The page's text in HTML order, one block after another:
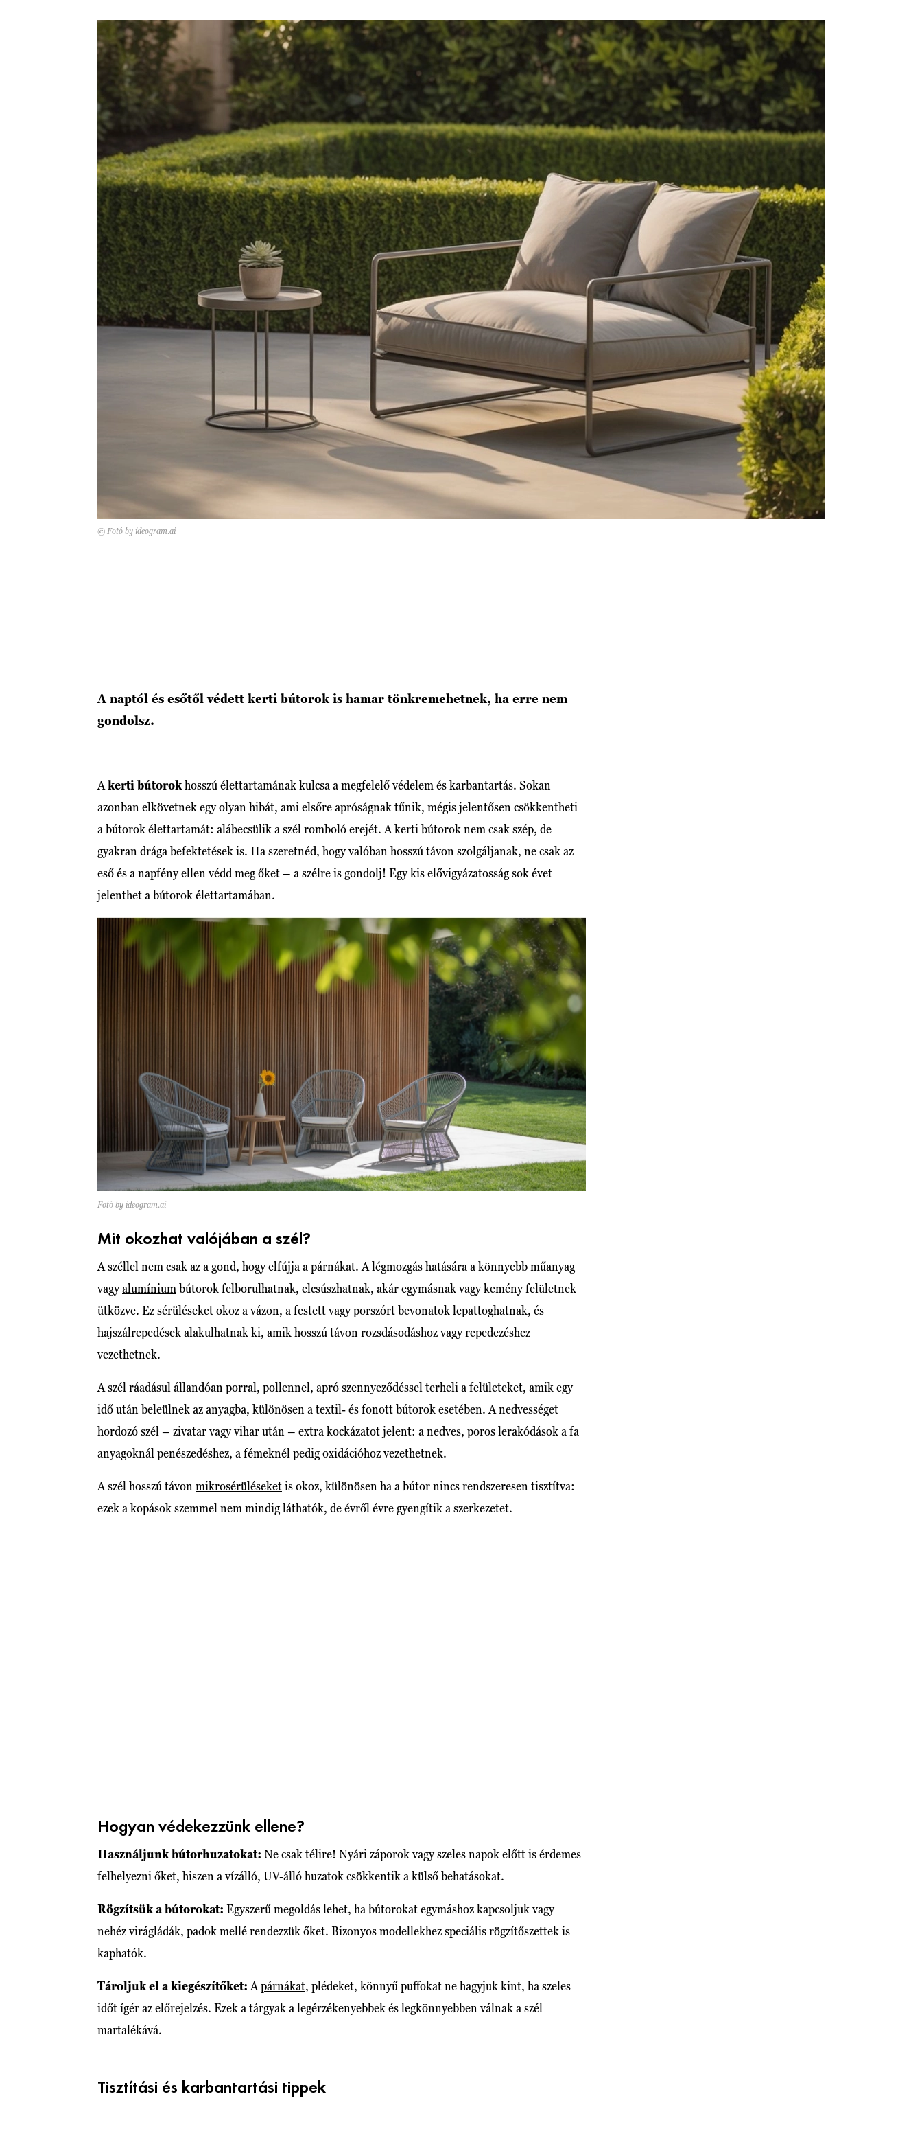
© Fotó by ideogram.ai
A naptól és esőtől védett kerti bútorok is hamar tönkremehetnek, ha erre nem
gondolsz.
Akerti bútorokhosszú élettartamának kulcsa a megfelelő védelem és karbantartás. Sokan
azonban elkövetnek egy olyan hibát, ami elsőre apróságnak tűnik, mégis jelentősen csökkentheti
a bútorok élettartamát: alábecsülik a szél romboló erejét. A kerti bútorok nem csak szép, de
gyakran drága befektetések is. Ha szeretnéd, hogy valóban hosszú távon szolgáljanak, ne csak az
eső és a napfény ellen védd meg őket – a szélre is gondolj! Egy kis elővigyázatosság sok évet
jelenthet a bútorok élettartamában.
Fotó by ideogram.ai
Mit okozhat valójában a szél?
A széllel nem csak az a gond, hogy elfújja a párnákat. A légmozgás hatására a könnyebb műanyag
vagyalumínium bútorok felborulhatnak, elcsúszhatnak, akár egymásnak vagy kemény felületnek
ütközve. Ez sérüléseket okoz a vázon, a festett vagy porszórt bevonatok lepattoghatnak, és
hajszálrepedések alakulhatnak ki, amik hosszú távon rozsdásodáshoz vagy repedezéshez
vezethetnek.
A szél ráadásul állandóan porral, pollennel, apró szennyeződéssel terheli a felületeket, amik egy
idő után beleülnek az anyagba, különösen a textil- és fonott bútorok esetében. A nedvességet
hordozó szél – zivatar vagy vihar után – extra kockázatot jelent: a nedves, poros lerakódások a fa
anyagoknál penészedéshez, a fémeknél pedig oxidációhoz vezethetnek.
A szél hosszú távon mikrosérüléseketis okoz, különösen ha a bútor nincs rendszeresen tisztítva:
ezek a kopások szemmel nem mindig láthatók, de évről évre gyengítik a szerkezetet.
Hogyan védekezzünk ellene?
Használjunk bútorhuzatokat: Ne csak télire! Nyári záporok vagy szeles napok előtt is érdemes
felhelyezni őket, hiszen a vízálló, UV-álló huzatok csökkentik a külső behatásokat.
Rögzítsük a bútorokat: Egyszerű megoldás lehet, ha bútorokat egymáshoz kapcsoljuk vagy
nehéz virágládák, padok mellé rendezzük őket. Bizonyos modellekhez speciális rögzítőszettek is
kaphatók.
Tároljuk el a kiegészítőket: Apárnákat, plédeket, könnyű puffokat ne hagyjuk kint, ha szeles
időt ígér az előrejelzés. Ezek a tárgyak a legérzékenyebbek és legkönnyebben válnak a szél
martalékává.
Tisztítási és karbantartási tippek